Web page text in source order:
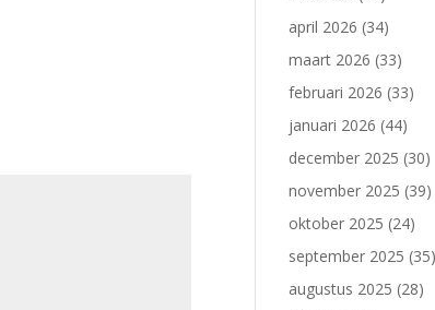
april 2026 (34)
maart 2026 (33)
februari 2026 (33)
januari 2026 (44)
december 2025 (30)
november 2025 (39)
oktober 2025 (24)
september 2025 (35)
augustus 2025 (28)